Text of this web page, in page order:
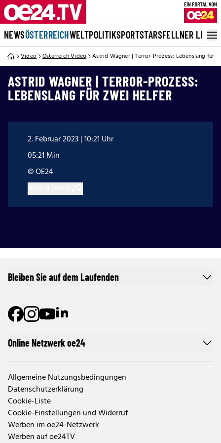
NEWSÖSTERREICHWELTPOLITIKSPORTSTARSFELLNER LIVE
Video Österreich Video Astrid Wagner | Terror-Prozess: Lebenslang für
ASTRID WAGNER | TERROR-PROZESS:
LEBENSLANG FÜR ZWEI HELFER
2. Februar 2023 | 10:21 Uhr
05:21 Min
© OE24
Online Netzwerk oe24
Allgemeine Nutzungsbedingungen
Datenschutzerklärung
Cookie-Liste
Cookie-Einstellungen und Widerruf
Werben im oe24-Netzwerk
Werben auf oe24TV
Bleiben Sie auf dem Laufenden